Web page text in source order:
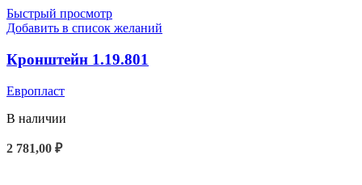
Быстрый просмотр
Добавить в список желаний
Кронштейн 1.19.801
Европласт
В наличии
2 781,00 ₽